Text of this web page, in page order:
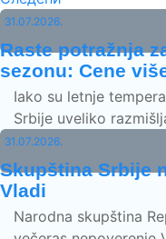
31.07.2026.
Raste potražnja
sezonu: Cene
Iako su letnje
Srbije uveliko
31.07.2026.
Skupština Srbije
Vladi
Narodna skupština